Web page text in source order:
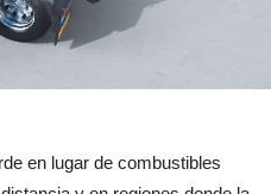
en lugar de combustibles